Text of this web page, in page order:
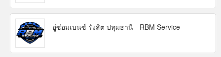
อู่ซ่อมเบนซ์ รังสิต ปทุมธานี - RBM Service